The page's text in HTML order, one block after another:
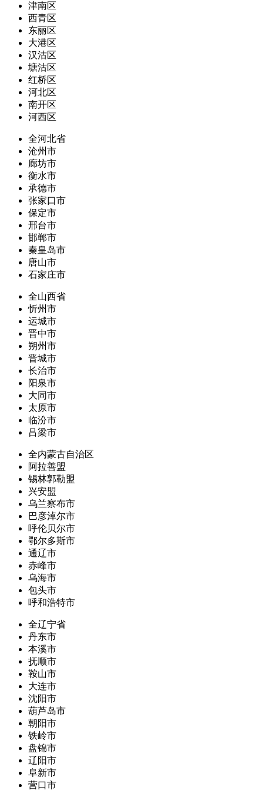
津南区
西青区
东丽区
大港区
汉沽区
塘沽区
红桥区
河北区
南开区
河西区
全河北省
沧州市
廊坊市
衡水市
承德市
张家口市
保定市
邢台市
邯郸市
秦皇岛市
唐山市
石家庄市
全山西省
忻州市
运城市
晋中市
朔州市
晋城市
长治市
阳泉市
大同市
太原市
临汾市
吕梁市
全内蒙古自治区
阿拉善盟
锡林郭勒盟
兴安盟
乌兰察布市
巴彦淖尔市
呼伦贝尔市
鄂尔多斯市
通辽市
赤峰市
乌海市
包头市
呼和浩特市
全辽宁省
丹东市
本溪市
抚顺市
鞍山市
大连市
沈阳市
葫芦岛市
朝阳市
铁岭市
盘锦市
辽阳市
阜新市
营口市